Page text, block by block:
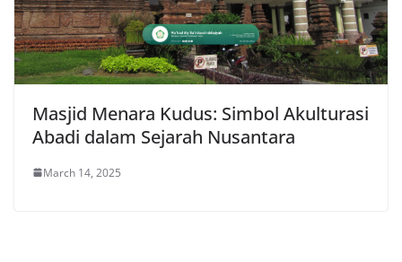
Masjid Menara Kudus: Simbol Akulturasi
Abadi dalam Sejarah Nusantara
March 14, 2025